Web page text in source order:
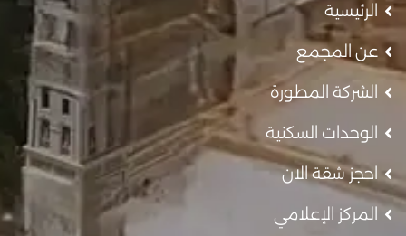
الرئيسية
عن المجمع
الشركة المطورة
الوحدات السكنية
احجز شقة الان
المركز الإعلامي